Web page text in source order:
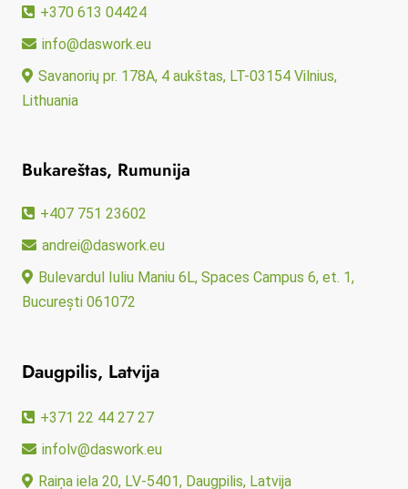
+370 613 04424
info@daswork.eu
Savanorių pr. 178A, 4 aukštas, LT-03154 Vilnius,
Lithuania
Bukareštas, Rumunija
+407 751 23602
andrei@daswork.eu
Bulevardul Iuliu Maniu 6L, Spaces Campus 6, et. 1,
București 061072
Daugpilis, Latvija
+371 22 44 27 27
infolv@daswork.eu
Raiņa iela 20, LV-5401, Daugpilis, Latvija